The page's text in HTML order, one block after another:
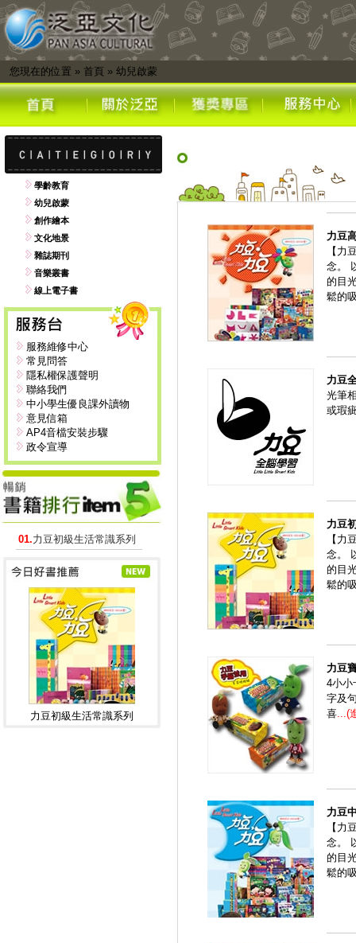
您現在的位置 » 首頁 » 幼兒啟蒙
學齡教育
幼兒啟蒙
創作繪本
文化地景
雜誌期刊
音樂叢書
線上電子書
服務維修中心
常見問答
隱私權保護聲明
聯絡我們
中小學生優良課外讀物
意見信箱
AP4音檔安裝步驟
政令宣導
01.力豆初級生活常識系列
力豆初級生活常識系列
力豆
【力
念。
的目
鬆的
力豆
光筆
或瑕
力豆
【力
念。
的目
鬆的
力豆
4小小
字及
喜...(
力豆
【力
念。
的目
鬆的